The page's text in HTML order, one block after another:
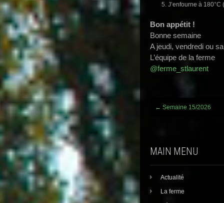
J’enfourne à
Bon
Bonne semaine
A jeudi, vendredi ou
L’équipe de la ferme
@ferme_stlaurent
Post
← Semaine 15/2026
MAIN MENU
Actualité
La ferme